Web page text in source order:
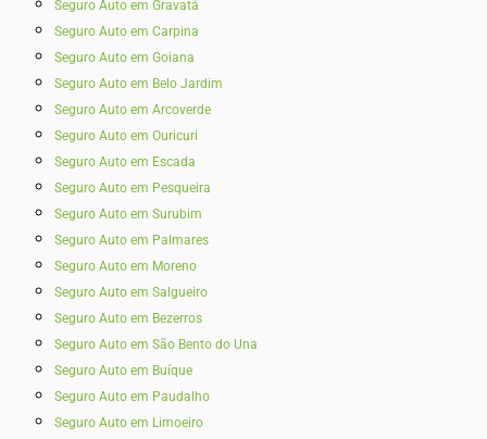
Seguro Auto em Gravatá
Seguro Auto em Carpina
Seguro Auto em Goiana
Seguro Auto em Belo Jardim
Seguro Auto em Arcoverde
Seguro Auto em Ouricuri
Seguro Auto em Escada
Seguro Auto em Pesqueira
Seguro Auto em Surubim
Seguro Auto em Palmares
Seguro Auto em Moreno
Seguro Auto em Salgueiro
Seguro Auto em Bezerros
Seguro Auto em São Bento do Una
Seguro Auto em Buíque
Seguro Auto em Paudalho
Seguro Auto em Limoeiro